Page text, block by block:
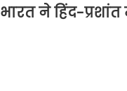
भारत ने हिंद-